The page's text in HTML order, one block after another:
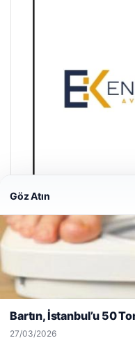
Enes Kaplan
Web sitemizi nasıl
deneyiminizi
kullanıyoruz.
Göz Atın
Bartın, İstanbul’u 50
27/03/2026